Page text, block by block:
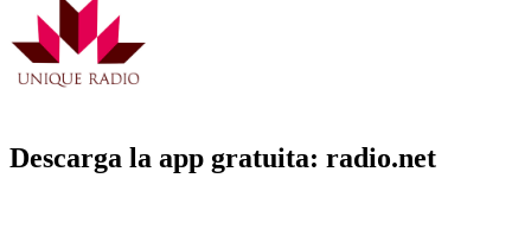
Descarga la app gratuita: radio.net